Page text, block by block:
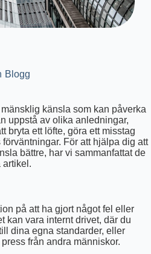
Blogg
känsla som kan påverka
uppstå av olika anledningar,
bryta ett löfte, göra ett misstag
För att hjälpa dig att
bättre, har vi sammanfattat de
artikel.
på att ha gjort något fel eller
kan vara internt drivet, där du
dina egna standarder, eller
från andra människor.